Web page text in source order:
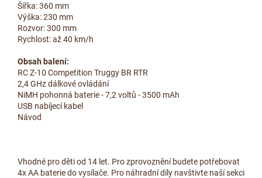
Šířka: 360 mm
Výška: 230 mm
Rozvor: 300 mm
Rychlost: až 40 km/h
Obsah balení:
RC Z-10 Competition Truggy BR RTR
2,4 GHz dálkové ovládání
NiMH pohonná baterie - 7,2 voltů - 3500 mAh
USB nabíjecí kabel
Návod
Vhodné pro děti od 14 let. Pro zprovoznění budete potřebovat
4x AA baterie do vysílače. Pro náhradní díly navštivte naší sekci